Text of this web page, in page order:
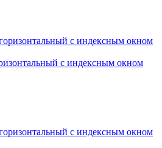
с индексным окном